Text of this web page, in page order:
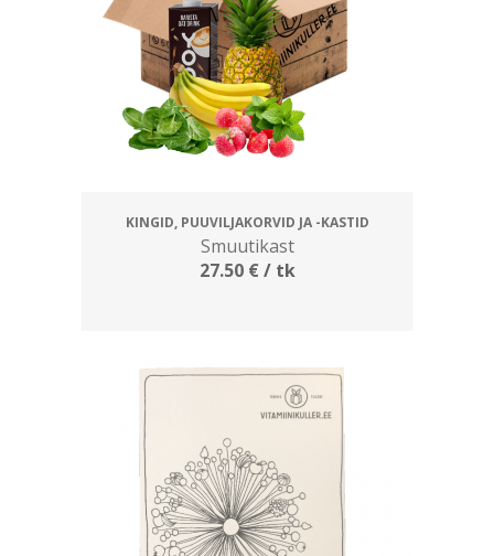
KINGID, PUUVILJAKORVID JA -KASTID
Smuutikast
27.50 €/ tk